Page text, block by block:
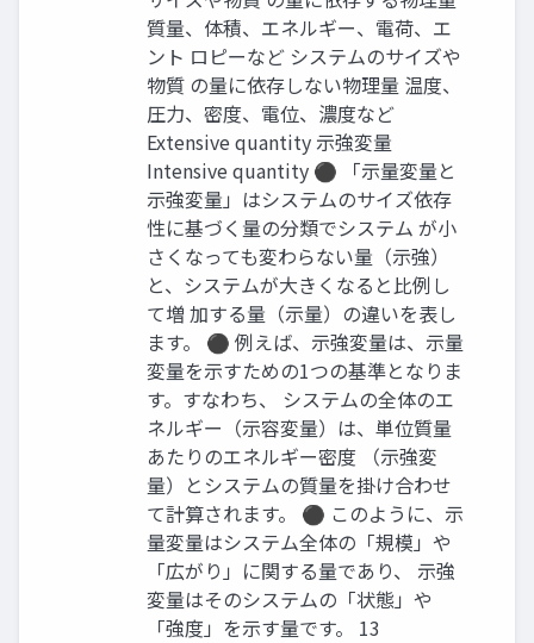
質量、体積、エネルギー、電荷、エ
ント ロピーなど システムのサイズや
物質 の量に依存しない物理量 温度、
圧力、密度、電位、濃度など
Extensive quantity 示強変量
Intensive quantity ⚫ 「示量変量と
示強変量」はシステムのサイズ依存
性に基づく量の分類でシステム が小
さくなっても変わらない量（示強）
と、システムが大きくなると比例し
て増 加する量（示量）の違いを表し
ます。 ⚫ 例えば、示強変量は、示量
変量を示すための1つの基準となりま
す。すなわち、 システムの全体のエ
ネルギー（示容変量）は、単位質量
あたりのエネルギー密度 （示強変
量）とシステムの質量を掛け合わせ
て計算されます。 ⚫ このように、示
量変量はシステム全体の「規模」や
「広がり」に関する量であり、 示強
変量はそのシステムの「状態」や
「強度」を示す量です。 13